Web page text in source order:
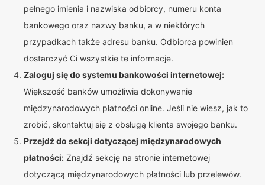
pełnego imienia i nazwiska odbiorcy, numeru konta
bankowego oraz nazwy banku, a w niektórych
przypadkach także adresu banku. Odbiorca powinien
dostarczyć Ci wszystkie te informacje.
Zaloguj się do systemu bankowości internetowej:
Większość banków umożliwia dokonywanie
międzynarodowych płatności online. Jeśli nie wiesz, jak to
zrobić, skontaktuj się z obsługą klienta swojego banku.
Przejdź do sekcji dotyczącej międzynarodowych
płatności: Znajdź sekcję na stronie internetowej
dotyczącą międzynarodowych płatności lub przelewów.